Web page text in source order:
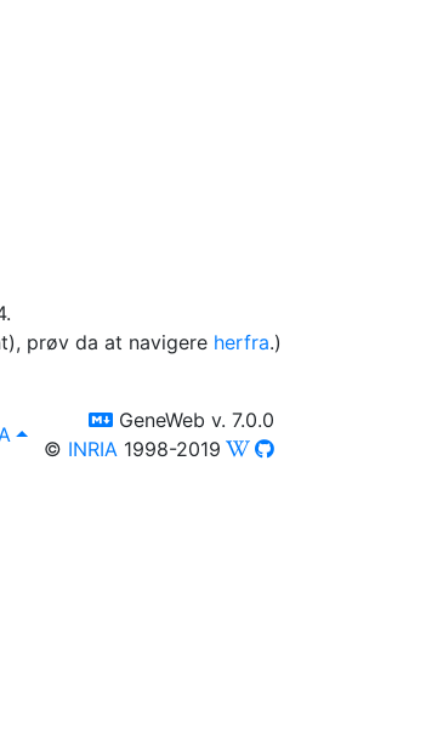
prøv da at navigere herfra.)
, Du kan vælge fremstilling på et andet
switch to templm
GeneWeb v. 7.0.0
© INRIA 1998-2019